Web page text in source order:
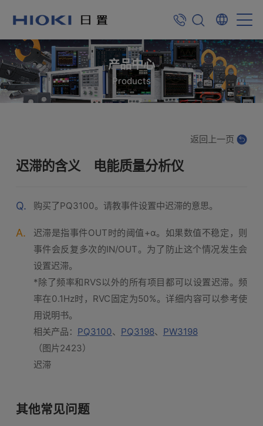
产品中心
Products
迟滞的含义 电能质量分析仪
返回上一页
Q. 购买了PQ3100。请教事件设置中迟滞的意思。
A.
迟滞是指事件OUT时的阈值+α。如果数值不稳定，则
事件会反复多次的IN/OUT。为了防止这个情况发生会
设置迟滞。
*除了频率和RVS以外的所有项目都可以设置迟滞。频
率在0.1Hz时，RVC固定为50%。详细内容可以参考使
用说明书。
相关产品： PQ3100、 PQ3198、 PW3198
（图片2423）
迟滞
其他常见问题